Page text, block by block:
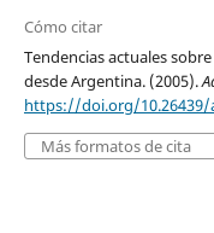
Cómo citar
Tendencias actuales
desde Argentina. (2005).
https://doi.org/10.26439/
Más formatos de cita